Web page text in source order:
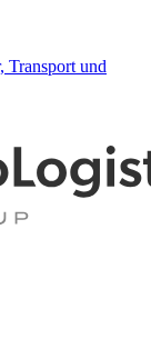
Transport und